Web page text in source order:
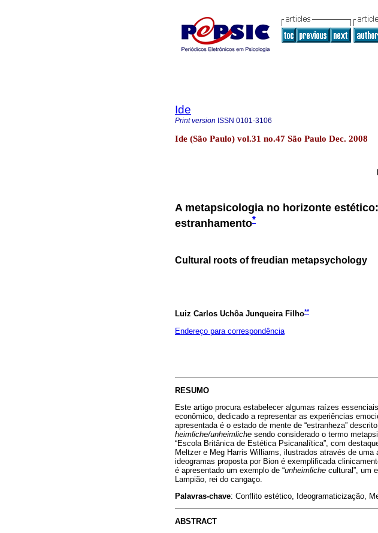
Ide
Print version ISSN 0101-3106
Ide (São Paulo) vol.31 no.47 São Paulo Dec. 2008
A metapsicologia no horizonte
estranhamento*
Cultural roots of freudian metapsychology
Luiz Carlos Uchôa Junqueira Filho**
Endereço para correspondência
RESUMO
Este artigo procura estabelecer algumas raízes
econômico, dedicado a representar as experiências
apresentada é o estado de mente de “estranheza”
heimliche/unheimliche sendo considerado o termo
“Escola Britânica de Estética Psicanalítica”, com
Meltzer e Meg Harris Williams, ilustrados através de
ideogramas proposta por Bion é exemplificada
é apresentado um exemplo de “unheimliche cultural”, um
Lampião, rei do cangaço.
Palavras-chave: Conflito estético, Ideogramaticização,
ABSTRACT